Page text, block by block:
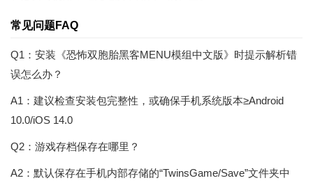
常见问题FAQ
Q1：安装《恐怖双胞胎黑客MENU模组中文版》时提示解析错
误怎么办？
A1：建议检查安装包完整性，或确保手机系统版本≥Android
10.0/iOS 14.0
Q2：游戏存档保存在哪里？
A2：默认保存在手机内部存储的“TwinsGame/Save”文件夹中